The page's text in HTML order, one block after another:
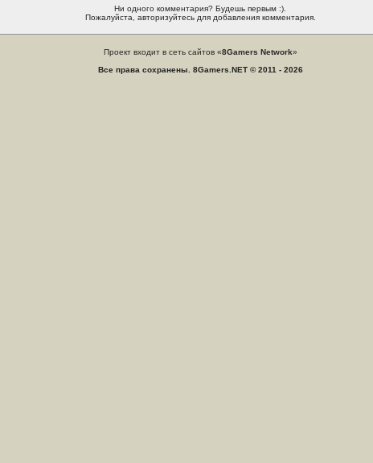
Ни одного комментария? Будешь первым :).
Пожалуйста, авторизуйтесь для добавления комментария.
Проект входит в сеть сайтов «8Gamers Network»
Все права сохранены. 8Gamers.NET © 2011 - 2026